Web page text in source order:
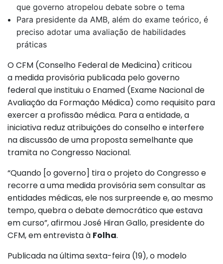
que governo atropelou debate sobre o tema
Para presidente da AMB, além do exame teórico, é
preciso adotar uma avaliação de habilidades
práticas
O CFM (Conselho Federal de Medicina) criticou
a medida provisória publicada pelo governo
federal que instituiu o Enamed (Exame Nacional de
Avaliação da Formação Médica) como requisito para
exercer a profissão médica. Para a entidade, a
iniciativa reduz atribuições do conselho e interfere
na discussão de uma proposta semelhante que
tramita no Congresso Nacional.
“Quando [o governo] tira o projeto do Congresso e
recorre a uma medida provisória sem consultar as
entidades médicas, ele nos surpreende e, ao mesmo
tempo, quebra o debate democrático que estava
em curso”, afirmou José Hiran Gallo, presidente do
CFM, em entrevista à Folha.
Publicada na última sexta-feira (19), o modelo